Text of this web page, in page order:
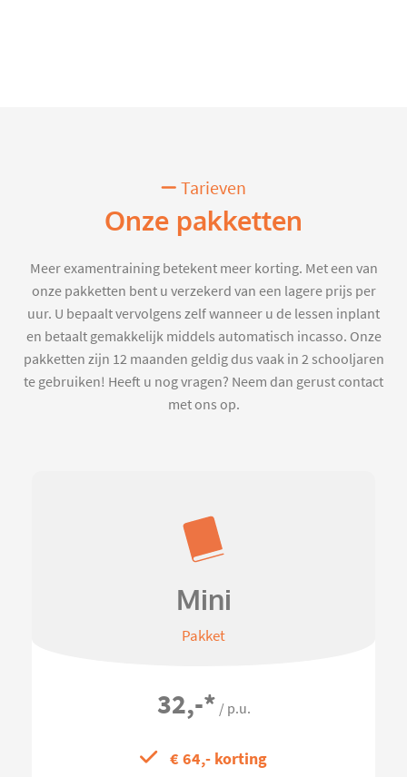
Tarieven
Onze pakketten
Meer examentraining betekent meer korting. Met een van
onze pakketten bent u verzekerd van een lagere prijs per
uur. U bepaalt vervolgens zelf wanneer u de lessen inplant
en betaalt gemakkelijk middels automatisch incasso. Onze
pakketten zijn 12 maanden geldig dus vaak in 2 schooljaren
te gebruiken! Heeft u nog vragen? Neem dan gerust contact
met ons op.
Mini
Pakket
32,-* / p.u.
€ 64,- korting